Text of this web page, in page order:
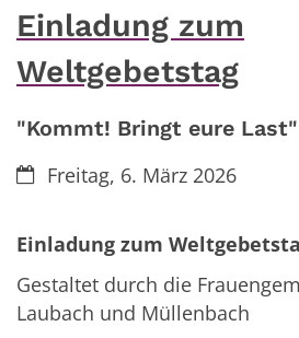
Einladung zum
Weltgebetstag
"Kommt! Bringt eure Last"
Datum:Freitag, 6. März 2026
Einladung zum
Gestaltet durch die
Laubach und Müllenbach